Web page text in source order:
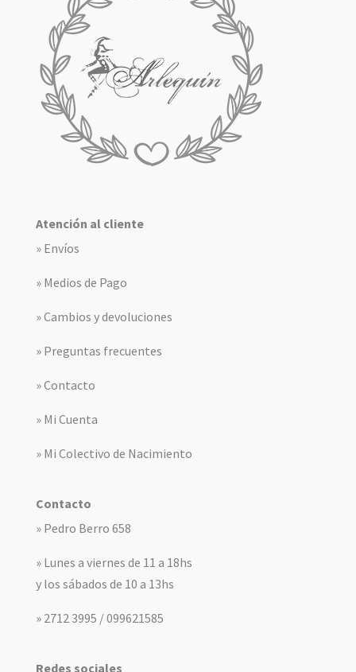
Atención al cliente
» Envíos
» Medios de Pago
» Cambios y devoluciones
» Preguntas frecuentes
» Contacto
» Mi Cuenta
» Mi Colectivo de Nacimiento
Contacto
» Pedro Berro 658
» Lunes a viernes de 11 a 18hs
y los sábados de 10 a 13hs
» 2712 3995 / 099621585
Redes sociales